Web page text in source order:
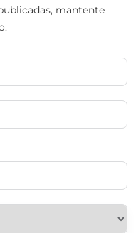
mantente